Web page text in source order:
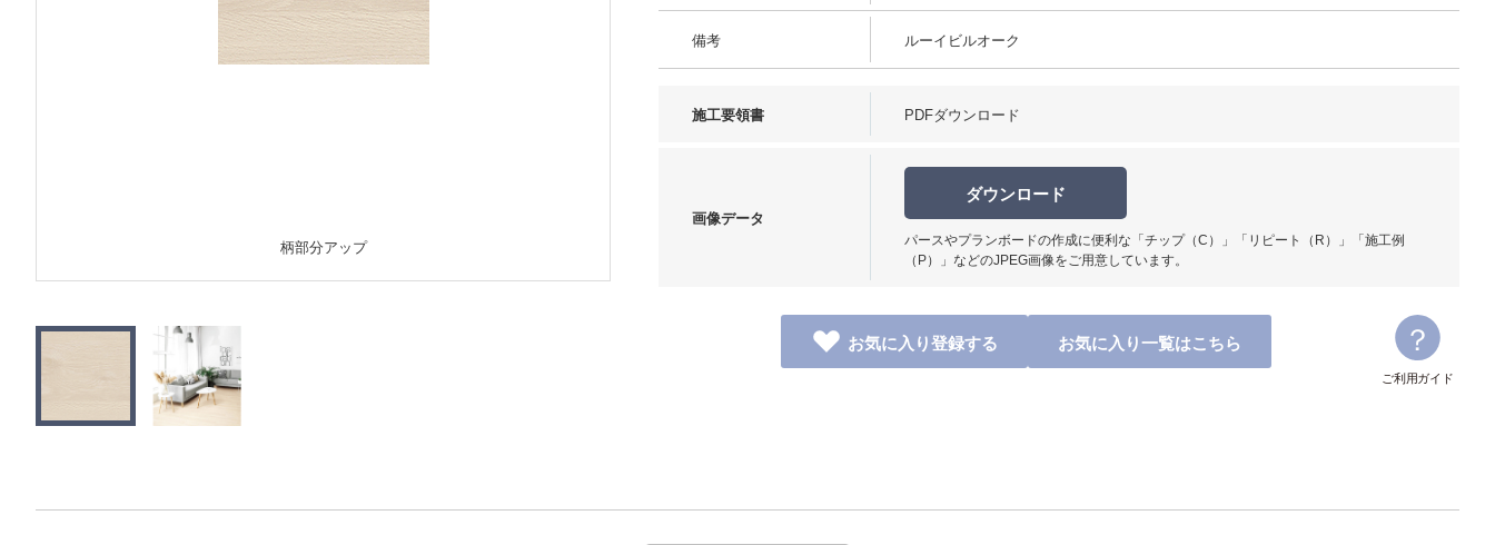
柄部分アップ 使用イメージ
備考 ルーイビルオーク
施工要領書 PDFダウンロード
画像データ
ダウンロード
パースやプランボードの作成に便利な「チップ（C）」「リピート（R）」「施工例
（P）」などのJPEG画像をご用意しています。
お気に入り一覧はこちら